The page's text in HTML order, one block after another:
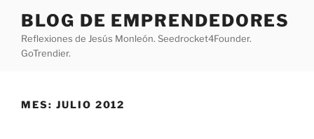
contenido
BLOG DE EMPRENDEDORES
Reflexiones de Jesús Monleón. Seedrocket4Founder.
GoTrendier.
MES: JULIO 2012